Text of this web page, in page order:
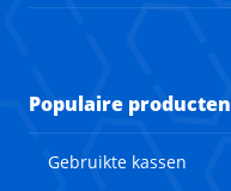
Populaire producten
Gebruikte kassen